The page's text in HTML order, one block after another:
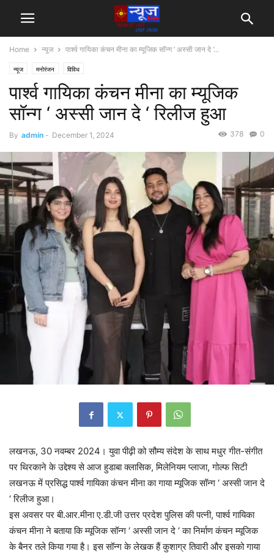
Home न्यूज पार्श्व गायिका कंचन मीना का म्यूजिक सॉन्ग ‘ अस्सी जान दे ‘...
न्यूज मनोरंजन विविध
पार्श्व गायिका कंचन मीना का म्यूजिक
सॉन्ग ‘ अस्सी जान दे ‘ रिलीज हुआ
By admin - December 1, 2024 0
378
लखनऊ, 30 नवम्बर 2024। युवा पीढ़ी को सौम्य संदेश के साथ मधुर गीत-संगीत
पर थिरकाने के उद्देश्य से आज हुडाबा क्लासिक, मिलेनियम प्लाजा, गोल्फ सिटी
लखनऊ में प्रसिद्ध पार्श्व गायिका कंचन मीना का गाया म्यूजिक सॉन्ग ‘ अस्सी जान दे
‘ रिलीज हुआ।
इस अवसर पर बी.आर.मीना ए.डी.जी उत्तर प्रदेश पुलिस की पत्नी, पार्श्व गायिका
कंचन मीना ने बताया कि म्यूजिक सॉन्ग ‘ अस्सी जान दे ‘ का निर्माण कंचन म्यूजिक
के बैनर तले किया गया है। इस सॉन्ग के लेखक हैं कुशाग्र तिवारी और इसको गाया